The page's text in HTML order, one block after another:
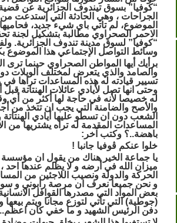
“كوفيا” بسوق تيندوف الجزائرية عن
الجراحات ، وهي الحادثة التي إستدعت
الموضوع، لم تاتي باي شيء جديد،
الاحمر الصحراوي مطالبة بتشكيل لجنة
“كوفيا” لسوق مدينة تندوف الجزائرية.
وسائط التواصل الإجتماعي هذا الموضوع
برأيك أيها المواطن الصحراوي حينما
والصامد والذي يتعرض لمختلف الويلات
تسيير قيادته له هذه المساعدات تراها في
وحتى انها تصل لأيادي عائلات الهنتاتة
له خصيصا لأنه في حاجة لها أكثر من أي
والأصح والضامنة التي يجب ان تتخذ من
الشعب دون ان تسطو عليها أيادي الهنتاتة
المساعدات المقدمة له تراه يشتريها من
باهضة..؟ وكتب آخر:
خلوا عنكم ڨوفيا جانبا !
يا جماعة الخير هناك من يقول ان مؤسسة
ميزان الله في أرضه و لا يظلم عندها
الحركة والدولة ونصيب اللاجئين من
و نحن جميعا نعرف ان مرصة رابوني و
بعض المواد التي مصدرها القوافل
(جوطية) التي تأتي لتوزع مجانا ويتم
دفن الرئيس الشهيد و ما خفي كان